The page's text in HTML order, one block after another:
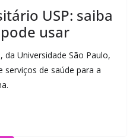
USP: saiba
usar
da Universidade São Paulo,
de saúde para a